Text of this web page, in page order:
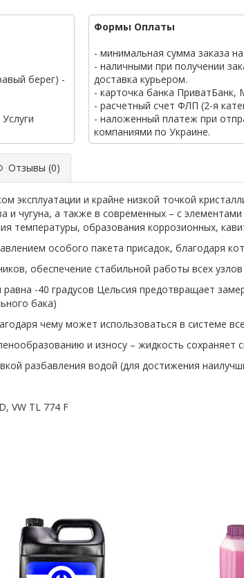
берег) -
Формы Оплаты
- минимальная сумма заказа
- наличными при получении
доставка курьером.
- карточка банка ПриватБанк,
- расчетный счет ФЛП (2-я
- наложенный платеж при
компаниями по Украине.
Отзывы (0)
эксплуатации и крайне низкой точкой
и чугуна, а также в современных – с
температуры, образования коррозионных,
особого пакета присадок, благодаря
обеспечение стабильной работы всех
-40 градусов Цельсия предотвращает
бака)
чему может использоваться в системе
и износу – жидкость сохраняет
разбавления водой (для достижения
VW TL 774 F